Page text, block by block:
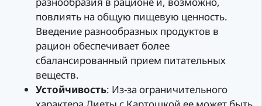
повлиять на общую пищевую ценность.
Введение разнообразных продуктов в
рацион обеспечивает более
сбалансированный прием питательных
веществ.
Устойчивость: Из-за ограничительного